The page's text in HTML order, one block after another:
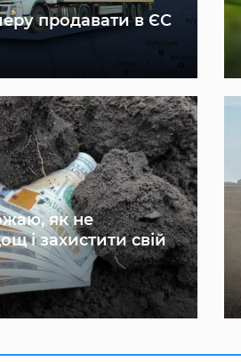
продавати в ЄС
як не
і захистити свій